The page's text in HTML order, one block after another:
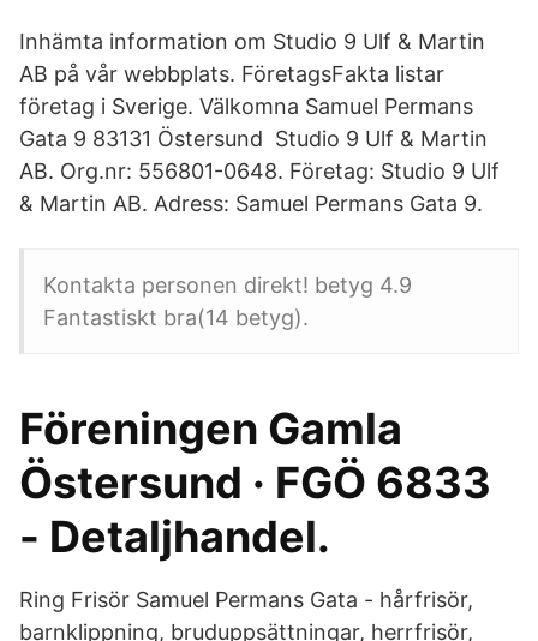
Inhämta information om Studio 9 Ulf & Martin
AB på vår webbplats. FöretagsFakta listar
företag i Sverige. Välkomna Samuel Permans
Gata 9 83131 Östersund Studio 9 Ulf & Martin
AB. Org.nr: 556801-0648. Företag: Studio 9 Ulf
& Martin AB. Adress: Samuel Permans Gata 9.
Kontakta personen direkt! betyg 4.9
Fantastiskt bra(14 betyg).
Föreningen Gamla
Östersund · FGÖ 6833
- Detaljhandel.
Ring Frisör Samuel Permans Gata - hårfrisör,
barnklippning, bruduppsättningar, herrfrisör,